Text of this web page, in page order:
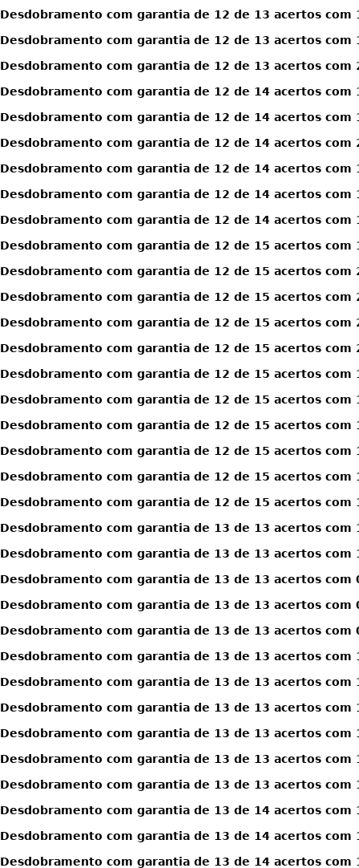
Desdobramento com garantia de 12 de 13 acertos com
Desdobramento com garantia de 12 de 13 acertos com
Desdobramento com garantia de 12 de 13 acertos com
Desdobramento com garantia de 12 de 14 acertos com
Desdobramento com garantia de 12 de 14 acertos com
Desdobramento com garantia de 12 de 14 acertos com
Desdobramento com garantia de 12 de 14 acertos com
Desdobramento com garantia de 12 de 14 acertos com
Desdobramento com garantia de 12 de 14 acertos com
Desdobramento com garantia de 12 de 15 acertos com
Desdobramento com garantia de 12 de 15 acertos com
Desdobramento com garantia de 12 de 15 acertos com
Desdobramento com garantia de 12 de 15 acertos com
Desdobramento com garantia de 12 de 15 acertos com
Desdobramento com garantia de 12 de 15 acertos com
Desdobramento com garantia de 12 de 15 acertos com
Desdobramento com garantia de 12 de 15 acertos com
Desdobramento com garantia de 12 de 15 acertos com
Desdobramento com garantia de 12 de 15 acertos com
Desdobramento com garantia de 12 de 15 acertos com
Desdobramento com garantia de 13 de 13 acertos com
Desdobramento com garantia de 13 de 13 acertos com
Desdobramento com garantia de 13 de 13 acertos com
Desdobramento com garantia de 13 de 13 acertos com
Desdobramento com garantia de 13 de 13 acertos com
Desdobramento com garantia de 13 de 13 acertos com
Desdobramento com garantia de 13 de 13 acertos com
Desdobramento com garantia de 13 de 13 acertos com
Desdobramento com garantia de 13 de 13 acertos com
Desdobramento com garantia de 13 de 13 acertos com
Desdobramento com garantia de 13 de 13 acertos com
Desdobramento com garantia de 13 de 14 acertos com
Desdobramento com garantia de 13 de 14 acertos com
Desdobramento com garantia de 13 de 14 acertos com